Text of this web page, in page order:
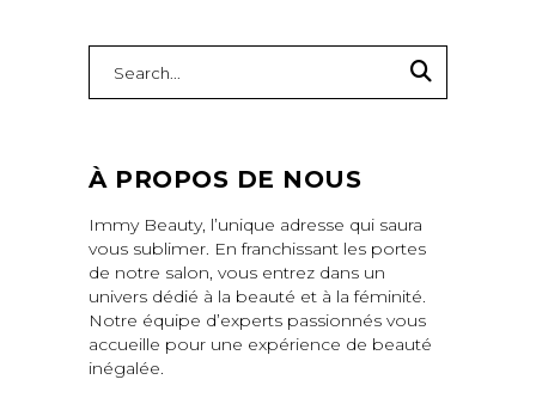
À PROPOS DE NOUS
Immy Beauty, l’unique adresse qui saura
vous sublimer. En franchissant les portes
de notre salon, vous entrez dans un
univers dédié à la beauté et à la féminité.
Notre équipe d’experts passionnés vous
accueille pour une expérience de beauté
inégalée.